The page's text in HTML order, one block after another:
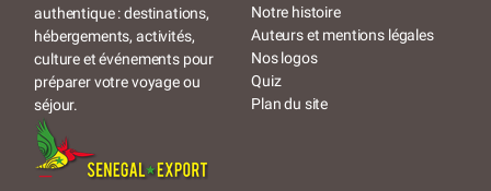
authentique : destinations,
hébergements, activités,
culture et événements pour
préparer votre voyage ou
séjour.
Notre histoire
Auteurs et mentions légales
Nos logos
Quiz
Plan du site